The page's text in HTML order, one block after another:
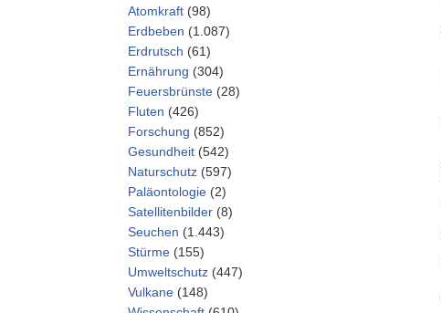
Atomkraft (98)
Erdbeben (1.087)
Erdrutsch (61)
Ernährung (304)
Feuersbrünste (28)
Fluten (426)
Forschung (852)
Gesundheit (542)
Naturschutz (597)
Paläontologie (2)
Satellitenbilder (8)
Seuchen (1.443)
Stürme (155)
Umweltschutz (447)
Vulkane (148)